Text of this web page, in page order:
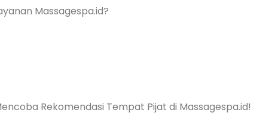
Massagespa.id?
Rekomendasi Tempat Pijat di Massagespa.id!